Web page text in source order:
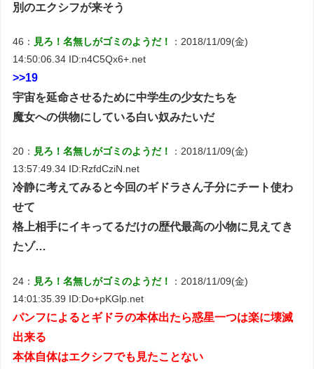
別のエクシフが来そう
46： 見ろ！名無しがゴミのようだ！
：2018/11/09(金)
14:50:06.34 ID:n4C5Qx6+.net
>>19
宇宙を延命させるために中学生の少女たちを
魔女への供物にしている白い奴みたいだ
20： 見ろ！名無しがゴミのようだ！
：2018/11/09(金)
13:57:49.34 ID:RzfdCziN.net
冷静に考えてみると今回のギドラさん子分にチート使わ
せて
格上相手にイキってるだけの歴代最高の小物に見えてき
たゾ…
24： 見ろ！名無しがゴミのようだ！
：2018/11/09(金)
14:01:35.39 ID:Do+pKGlp.net
パンフによるとギドラの本体出たら惑星一つは楽に壊滅
出来る
本体自体はエクシフでも見たことない